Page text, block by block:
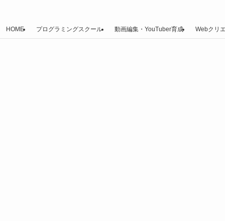
HOME プログラミングスクール 動画編集・YouTuber育成 Webクリ